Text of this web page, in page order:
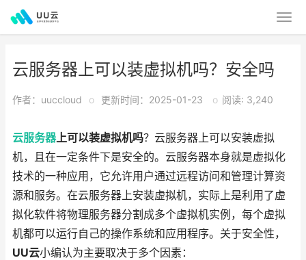
云服务器上可以装虚拟机吗？安全吗
作者：uuccloud o 更新时间：2025-01-23 o 阅读: 3,240
云服务器上可以装虚拟机吗？云服务器上可以安装虚拟
机，且在一定条件下是安全的。云服务器本身就是虚拟化
技术的一种应用，它允许用户通过远程访问和管理计算资
源和服务。在云服务器上安装虚拟机，实际上是利用了虚
拟化软件将物理服务器分割成多个虚拟机实例，每个虚拟
机都可以运行自己的操作系统和应用程序。关于安全性，
UU云小编认为主要取决于多个因素：